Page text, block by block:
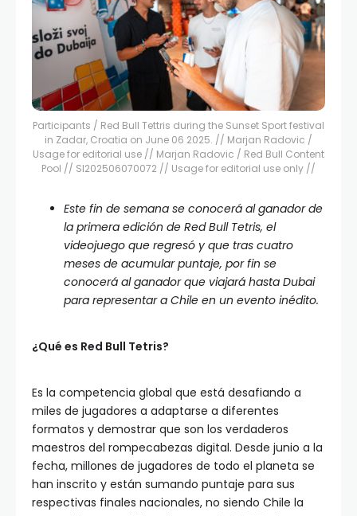
Participants / Red Bull Tettris during the Sunset Sport festival
in Zadar, Croatia on June 06 2025. // Marjan Radovic /
Usage for editorial use // Marjan Radovic / Red Bull Content
Pool // SI202506070072 // Usage for editorial use only //
Este fin de semana se conocerá al ganador de
la primera edición de Red Bull Tetris, el
videojuego que regresó y que tras cuatro
meses de acumular puntaje, por fin se
conocerá al ganador que viajará hasta Dubai
para representar a Chile en un evento inédito.
¿Qué es Red Bull Tetris?
Es la competencia global que está desafiando a
miles de jugadores a adaptarse a diferentes
formatos y demostrar que son los verdaderos
maestros del rompecabezas digital. Desde junio a la
fecha, millones de jugadores de todo el planeta se
han inscrito y están sumando puntaje para sus
respectivas finales nacionales, no siendo Chile la